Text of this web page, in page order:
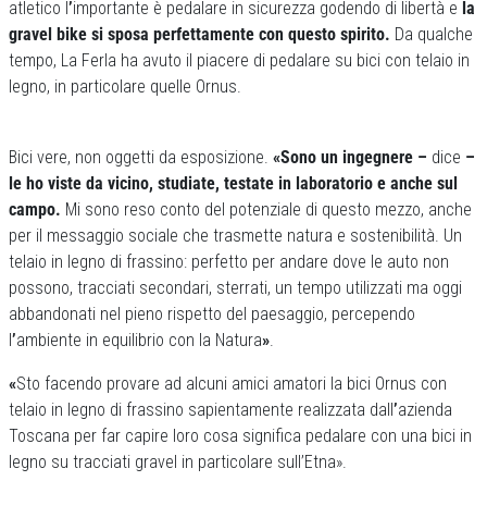
atletico l ’importante è pedalare in sicurezza godendo di libertà e la
gravel bike si sposa perfettamente con questo spirito. Da qualche
tempo, La Ferla ha avuto il piacere di pedalare su bici con telaio in
legno, in particolare quelle Ornus.
Bici vere, non oggetti da esposizione. «Sono un ingegnere – dice –
le ho viste da vicino, studiate, testate in laboratorio e anche sul
campo. Mi sono reso conto del potenziale di questo mezzo, anche
per il messaggio sociale che trasmette natura e sostenibilità. Un
telaio in legno di frassino: perfetto per andare dove le auto non
possono, tracciati secondari, sterrati, un tempo utilizzati ma oggi
abbandonati nel pieno rispetto del paesaggio, percependo
’ambiente in equilibrio con la Natura».
«Sto facendo provare ad alcuni amici amatori la bici Ornus con
telaio in legno di frassino sapientamente realizzata dall ’azienda
Toscana per far capire loro cosa significa pedalare con una bici in
legno su tracciati gravel in particolare sull’Etna».